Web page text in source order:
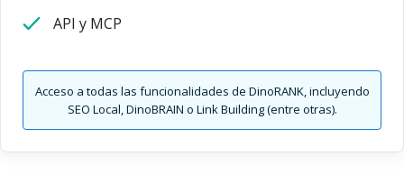
API y MCP
Acceso a todas las funcionalidades de DinoRANK, incluyendo
SEO Local, DinoBRAIN o Link Building (entre otras).